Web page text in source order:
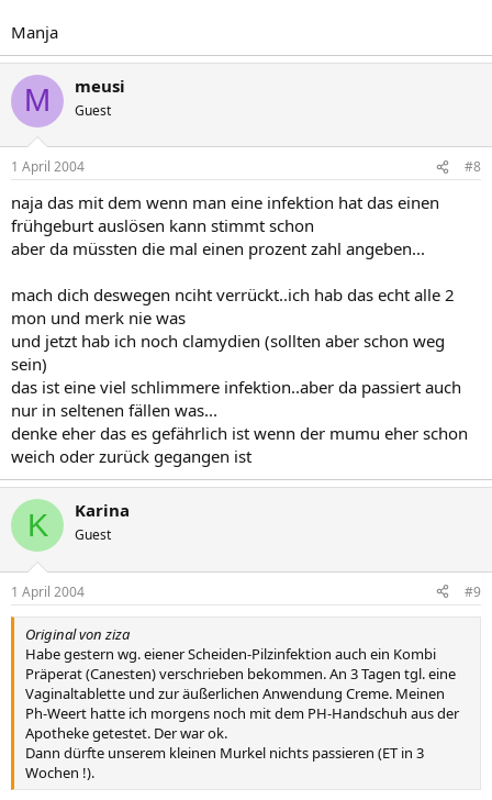
Manja
M meusi
Guest
1 April 2004 #8
naja das mit dem wenn man eine infektion hat das einen
frühgeburt auslösen kann stimmt schon
aber da müssten die mal einen prozent zahl angeben...
mach dich deswegen nciht verrückt..ich hab das echt alle 2
mon und merk nie was
und jetzt hab ich noch clamydien (sollten aber schon weg
sein)
das ist eine viel schlimmere infektion..aber da passiert auch
nur in seltenen fällen was...
denke eher das es gefährlich ist wenn der mumu eher schon
weich oder zurück gegangen ist
K Karina
Guest
1 April 2004 #9
Original von ziza
Habe gestern wg. eiener Scheiden-Pilzinfektion auch ein Kombi
Präperat (Canesten) verschrieben bekommen. An 3 Tagen tgl. eine
Vaginaltablette und zur äußerlichen Anwendung Creme. Meinen
Ph-Weert hatte ich morgens noch mit dem PH-Handschuh aus der
Apotheke getestet. Der war ok.
Dann dürfte unserem kleinen Murkel nichts passieren (ET in 3
Wochen !).